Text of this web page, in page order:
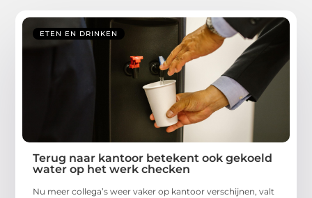
ETEN EN DRINKEN
Terug naar kantoor betekent ook gekoeld
water op het werk checken
Nu meer collega’s weer vaker op kantoor verschijnen, valt